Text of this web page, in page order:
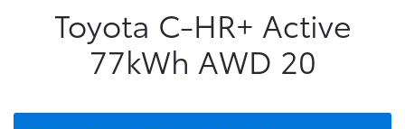
Toyota C-HR+ Active
77kWh AWD 20